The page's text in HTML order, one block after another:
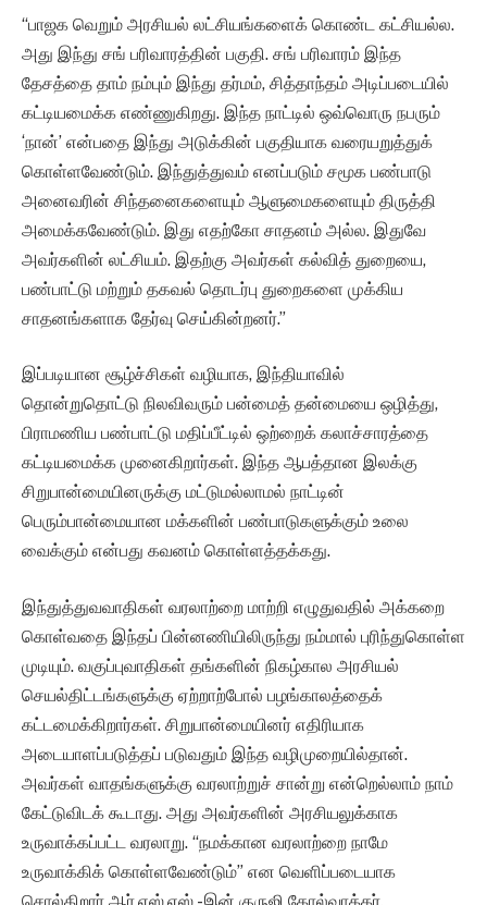
“பாஜக வெறும் அரசியல் லட்சியங்களைக் கொண்ட கட்சியல்ல.
அது இந்து சங் பரிவாரத்தின் பகுதி. சங் பரிவாரம் இந்த
தேசத்தை தாம் நம்பும் இந்து தர்மம், சித்தாந்தம் அடிப்படையில்
கட்டியமைக்க எண்ணுகிறது. இந்த நாட்டில் ஒவ்வொரு நபரும்
‘நான்’ என்பதை இந்து அடுக்கின் பகுதியாக வரையறுத்துக்
கொள்ளவேண்டும். இந்துத்துவம் எனப்படும் சமூக பண்பாடு
அனைவரின் சிந்தனைகளையும் ஆளுமைகளையும் திருத்தி
அமைக்கவேண்டும். இது எதற்கோ சாதனம் அல்ல. இதுவே
அவர்களின் லட்சியம். இதற்கு அவர்கள் கல்வித் துறையை,
பண்பாட்டு மற்றும் தகவல் தொடர்பு துறைகளை முக்கிய
சாதனங்களாக தேர்வு செய்கின்றனர்.”
இப்படியான சூழ்ச்சிகள் வழியாக, இந்தியாவில்
தொன்றுதொட்டு நிலவிவரும் பன்மைத் தன்மையை ஒழித்து,
பிராமணிய பண்பாட்டு மதிப்பீட்டில் ஒற்றைக் கலாச்சாரத்தை
கட்டியமைக்க முனைகிறார்கள். இந்த ஆபத்தான இலக்கு
சிறுபான்மையினருக்கு மட்டுமல்லாமல் நாட்டின்
பெரும்பான்மையான மக்களின் பண்பாடுகளுக்கும் உலை
வைக்கும் என்பது கவனம் கொள்ளத்தக்கது.
இந்துத்துவவாதிகள் வரலாற்றை மாற்றி எழுதுவதில் அக்கறை
கொள்வதை இந்தப் பின்னணியிலிருந்து நம்மால் புரிந்துகொள்ள
முடியும். வகுப்புவாதிகள் தங்களின் நிகழ்கால அரசியல்
செயல்திட்டங்களுக்கு ஏற்றாற்போல் பழங்காலத்தைக்
கட்டமைக்கிறார்கள். சிறுபான்மையினர் எதிரியாக
அடையாளப்படுத்தப் படுவதும் இந்த வழிமுறையில்தான்.
அவர்கள் வாதங்களுக்கு வரலாற்றுச் சான்று என்றெல்லாம் நாம்
கேட்டுவிடக் கூடாது. அது அவர்களின் அரசியலுக்காக
உருவாக்கப்பட்ட வரலாறு. “நமக்கான வரலாற்றை நாமே
உருவாக்கிக் கொள்ளவேண்டும்” என வெளிப்படையாக